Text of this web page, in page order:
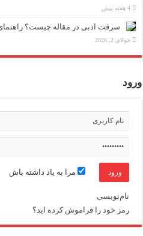
4 هفته پیش
سرقت ادبی در مقاله چیست؟
جولای 2, 2026
ورود
مرا به یاد داشته باش
نام‌نویسی
رمز خود را فراموش کرده اید؟